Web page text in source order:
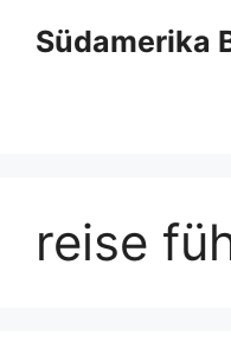
InhaltSüdamerika
reise